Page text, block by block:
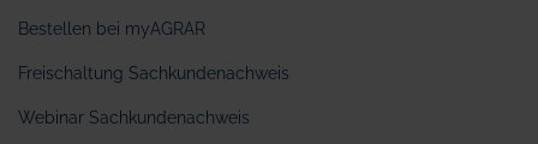
Bestellen bei myAGRAR
Freischaltung Sachkundenachweis
Webinar Sachkundenachweis